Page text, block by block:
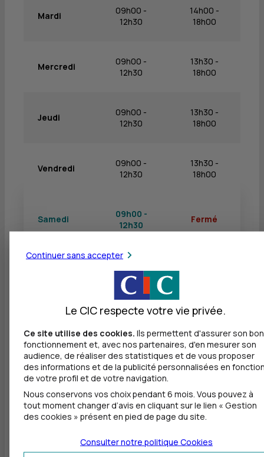
Mardi
09h00 -
12h30
14h00 -
18h00
Mercredi
09h00 -
12h30
13h30 -
18h00
Jeudi
09h00 -
12h30
13h30 -
18h00
Vendredi
09h00 -
12h30
13h30 -
18h00
Samedi
09h00 -
12h30
Fermé
Autres agences les plus proches
CIC ECHIROLLES - EYBENS
à8,5 km
134 AVENUE JEAN JAURES
38320 EYBENS
04 76 95 60 60
Fermé, ouvre mardi à 9h00
Continuer sans accepter
Le CIC respecte votre vie privée.
Ce site utilise des cookies. Ils permettent d'assurer son bon
fonctionnement et, avec nos partenaires, d'en mesurer son
audience, de réaliser des statistiques et de vous proposer
des informations et de la publicité personnalisées en
de votre profil et de votre navigation.
Nous conservons vos choix pendant 6 mois. Vous pouvez à
tout moment changer d’avis en cliquant sur le lien « Gestion
des cookies » présent en pied de page du site.
Consulter notre politique Cookies